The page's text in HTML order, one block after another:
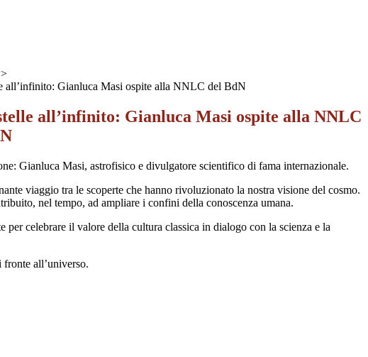
>
all’infinito: Gianluca Masi ospite alla NNLC del BdN
all’infinito: Gianluca Masi ospite alla NNLC
Gianluca Masi, astrofisico e divulgatore scientifico di fama internazionale.
viaggio tra le scoperte che hanno rivoluzionato la nostra visione del cosmo.
nel tempo, ad ampliare i confini della conoscenza umana.
celebrare il valore della cultura classica in dialogo con la scienza e la
all’universo.